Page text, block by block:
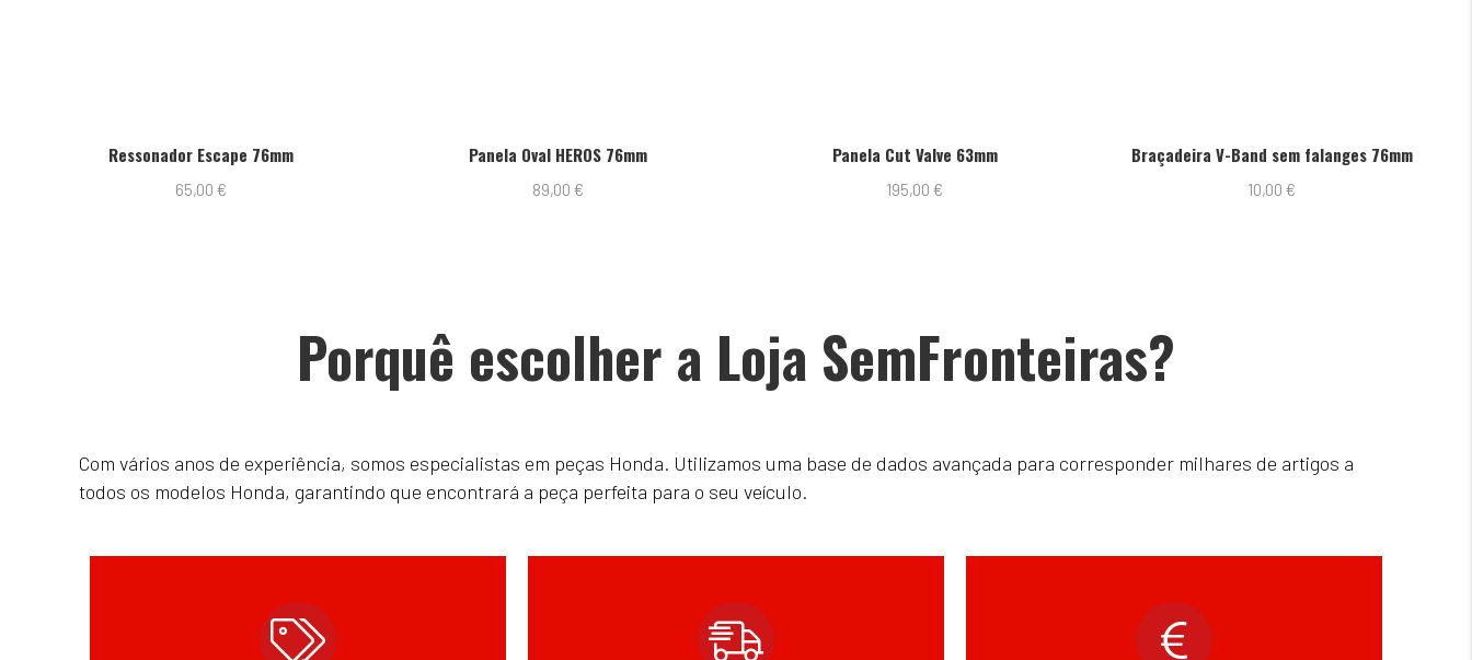
Ressonador Escape 76mm
65,00 €
Panela Oval HEROS 76mm
89,00 €
Panela Cut Valve 63mm
195,00 €
Braçadeira V-Band sem falanges 76mm
10,00 €
Porquê escolher a Loja SemFronteiras?
Com vários anos de experiência, somos especialistas em peças Honda. Utilizamos uma base de dados avançada para corresponder milhares de artigos a
todos os modelos Honda, garantindo que encontrará a peça perfeita para o seu veículo.